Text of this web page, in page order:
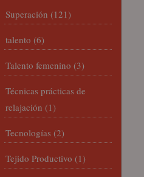
Superación (121)
talento (6)
Talento femenino (3)
Técnicas prácticas de
relajación (1)
Tecnologías (2)
Tejido Productivo (1)